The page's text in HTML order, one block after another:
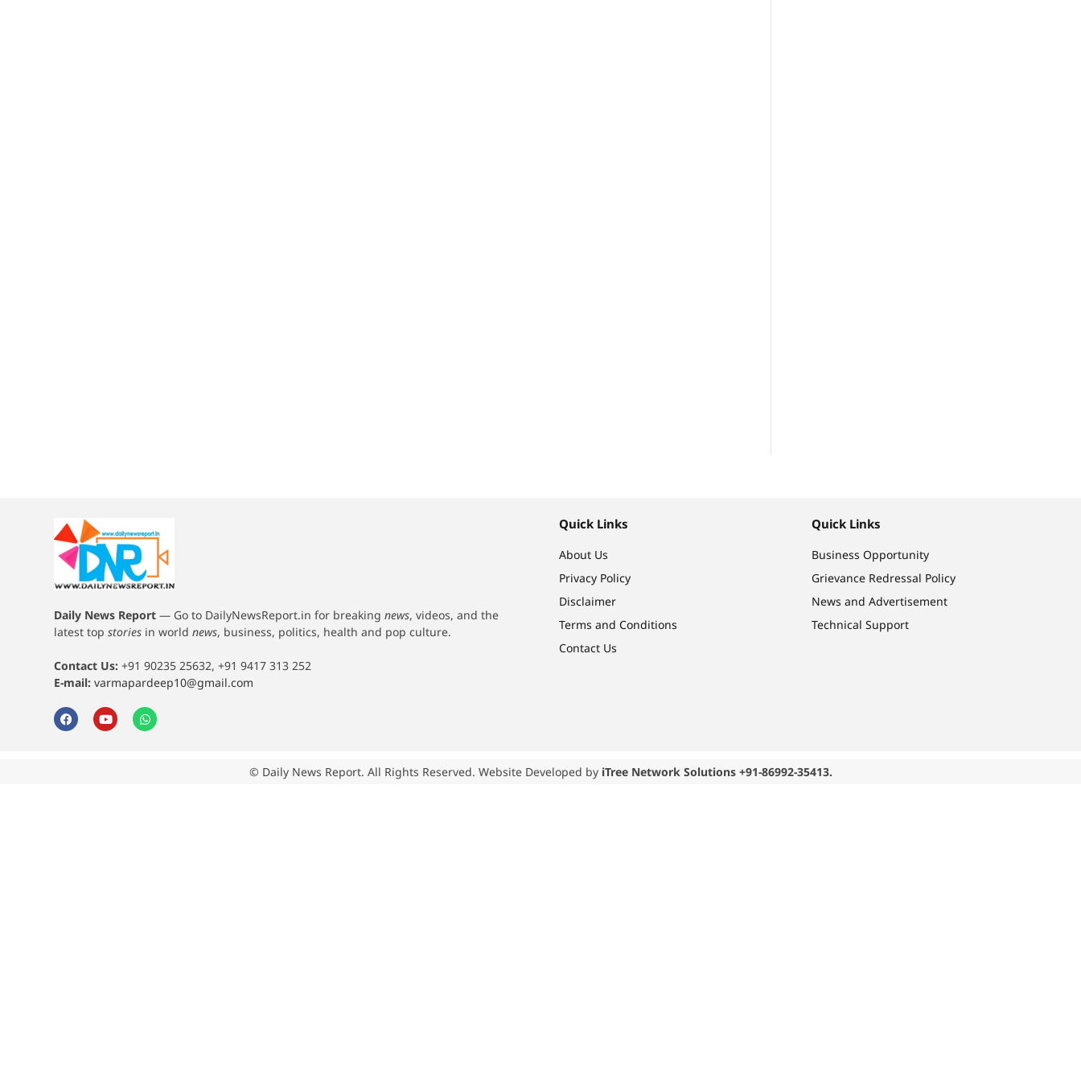
Daily News Report — Go to DailyNewsReport.in for breaking news, videos, and the
latest top stories in world news, business, politics, health and pop culture.
Contact Us: +91 90235 25632, +91 9417 313 252
E-mail: varmapardeep10@gmail.com
Quick Links
About Us
Privacy Policy
Disclaimer
Terms and Conditions
Contact Us
Quick Links
Business Opportunity
Grievance Redressal Policy
News and Advertisement
Technical Support
© Daily News Report. All Rights Reserved. Website Developed by iTree Network Solutions +91-86992-35413.